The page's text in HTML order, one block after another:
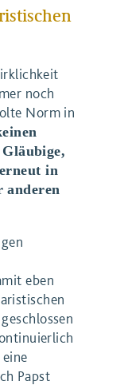
noch
Norm in
in
anderen
eben
Papst